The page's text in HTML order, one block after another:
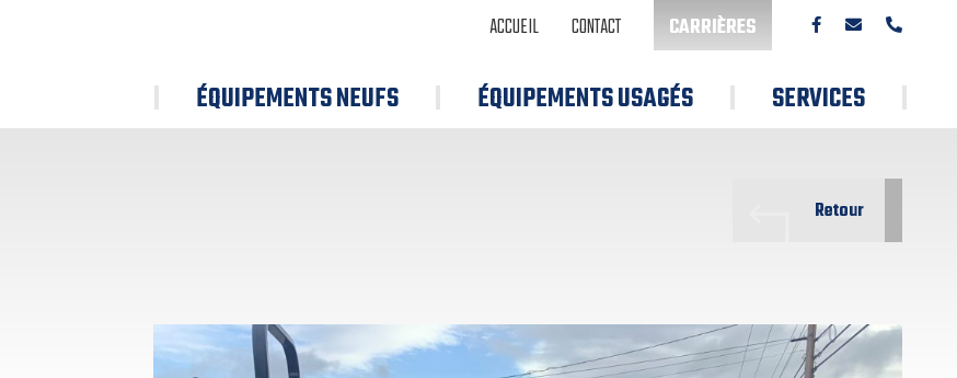
ACCUEIL CONTACT CARRIÈRES
ÉQUIPEMENTS NEUFS ÉQUIPEMENTS USAGÉS SERVICES
Retour